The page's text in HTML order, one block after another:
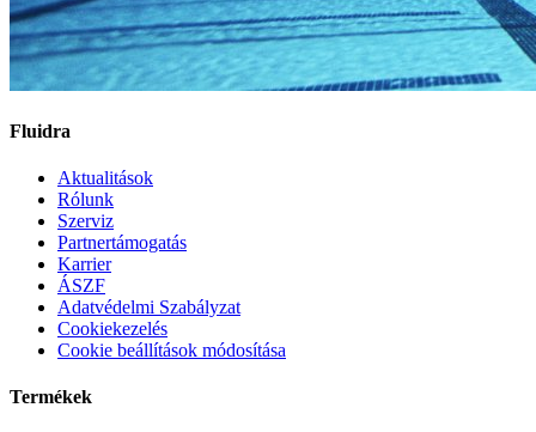
Fluidra
Aktualitások
Rólunk
Szerviz
Partnertámogatás
Karrier
ÁSZF
Adatvédelmi Szabályzat
Cookiekezelés
Cookie beállítások módosítása
Termékek